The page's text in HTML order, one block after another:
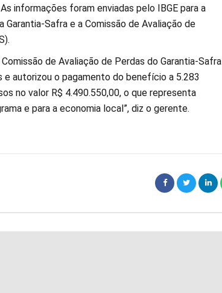
informações foram enviadas pelo IBGE para a
Safra e a Comissão de Avaliação de
de Avaliação de Perdas do Garantia-Safra
e autorizou o pagamento do benefício a 5.283
no valor R$ 4.490.550,00, o que representa
e para a economia local”, diz o gerente.